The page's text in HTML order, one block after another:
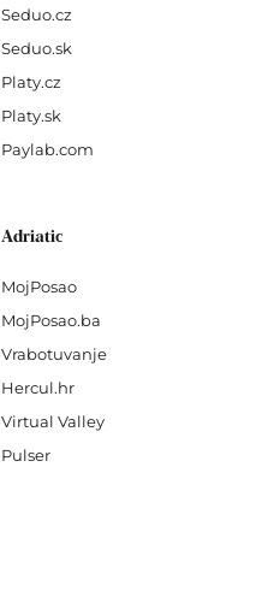
Seduo.cz
Seduo.sk
Platy.cz
Platy.sk
Paylab.com
Adriatic
MojPosao
MojPosao.ba
Vrabotuvanje
Hercul.hr
Virtual Valley
Pulser